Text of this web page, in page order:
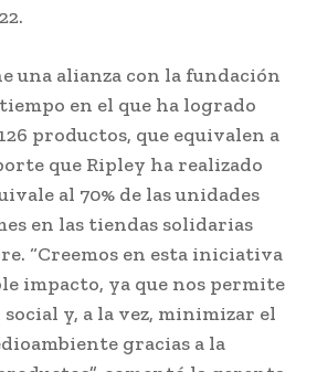
una alianza con la fundación
en el que ha logrado
productos, que equivalen a
que Ripley ha realizado
al 70% de las unidades
en las tiendas solidarias
“Creemos en esta iniciativa
impacto, ya que nos permite
y, a la vez, minimizar el
gracias a la